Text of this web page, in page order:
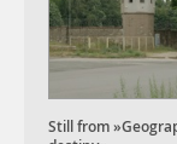
Still from